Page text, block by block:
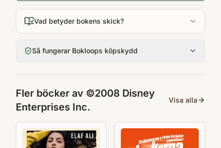
Vad betyder bokens skick?
Så fungerar Bokloops köpskydd
Fler böcker av ©2008 Disney
Enterprises Inc.
Visa alla